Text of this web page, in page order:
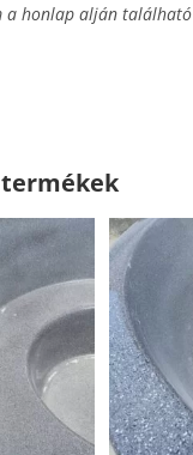
a honlap alján található
termékek